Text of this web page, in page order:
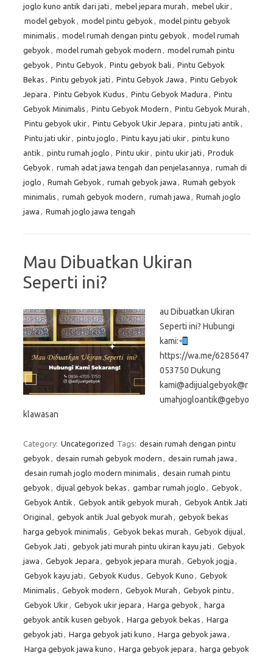
joglo kuno antik dari jati , mebel jepara murah , mebel ukir,
model gebyok , model pintu gebyok , model pintu gebyok
minimalis , model rumah dengan pintu gebyok , model rumah
gebyok , model rumah gebyok modern , model rumah pintu
gebyok , Pintu Gebyok , Pintu gebyok bali , Pintu Gebyok
Bekas , Pintu gebyok jati , Pintu Gebyok Jawa , Pintu Gebyok
Jepara , Pintu Gebyok Kudus , Pintu Gebyok Madura , Pintu
Gebyok Minimalis , Pintu Gebyok Modern , Pintu Gebyok Murah ,
Pintu gebyok ukir, Pintu Gebyok Ukir Jepara , pintu jati antik ,
Pintu jati ukir, pintu joglo , Pintu kayu jati ukir, pintu kuno
antik , pintu rumah joglo , Pintu ukir, pintu ukir jati , Produk
Gebyok , rumah adat jawa tengah dan penjelasannya , rumah di
joglo , Rumah Gebyok , rumah gebyok jawa , Rumah gebyok
minimalis , rumah gebyok modern , rumah jawa , Rumah joglo
jawa , Rumah joglo jawa tengah
Mau Dibuatkan Ukiran
Seperti ini?
au Dibuatkan Ukiran
Seperti ini? Hubungi
kami:
https://wa.me/6285647
053750 Dukung
kami@adijualgebyok@r
umahjogloantik@gebyo
klawasan
Category: Uncategorized Tags: desain rumah dengan pintu
gebyok , desain rumah gebyok modern , desain rumah jawa ,
desain rumah joglo modern minimalis , desain rumah pintu
gebyok , dijual gebyok bekas , gambar rumah joglo , Gebyok ,
Gebyok Antik , Gebyok antik gebyok murah , Gebyok Antik Jati
Original, gebyok antik Jual gebyok murah , gebyok bekas
harga gebyok minimalis , Gebyok bekas murah , Gebyok dijual,
Gebyok Jati , gebyok jati murah pintu ukiran kayu jati , Gebyok
jawa , Gebyok Jepara , gebyok jepara murah , Gebyok jogja ,
Gebyok kayu jati , Gebyok Kudus , Gebyok Kuno , Gebyok
Minimalis , Gebyok modern , Gebyok Murah , Gebyok pintu ,
Gebyok Ukir, Gebyok ukir jepara , Harga gebyok , harga
gebyok antik kusen gebyok , Harga gebyok bekas , Harga
gebyok jati , Harga gebyok jati kuno , Harga gebyok jawa ,
Harga gebyok jawa kuno , Harga gebyok jepara , harga gebyok